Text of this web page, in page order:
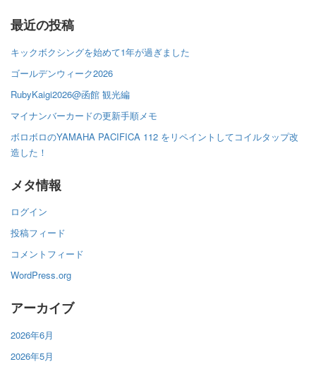
最近の投稿
キックボクシングを始めて1年が過ぎました
ゴールデンウィーク2026
RubyKaigi2026@函館 観光編
マイナンバーカードの更新手順メモ
ボロボロのYAMAHA PACIFICA 112 をリペイントしてコイルタップ改
造した！
メタ情報
ログイン
投稿フィード
コメントフィード
WordPress.org
アーカイブ
2026年6月
2026年5月